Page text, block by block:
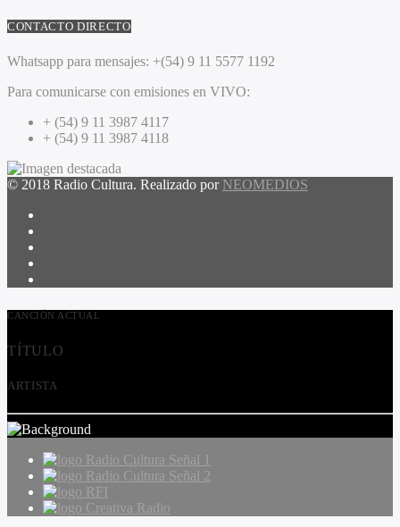
CONTACTO DIRECTO
Whatsapp para mensajes: +(54) 9 11 5577 1192
Para comunicarse con emisiones en VIVO:
+ (54) 9 11 3987 4117
+ (54) 9 11 3987 4118
© 2018 Radio Cultura. Realizado por NEOMEDIOS
CANCIÓN ACTUAL
TÍTULO
ARTISTA
Radio Cultura Señal 1
Radio Cultura Señal 2
RFI
Creativa Radio